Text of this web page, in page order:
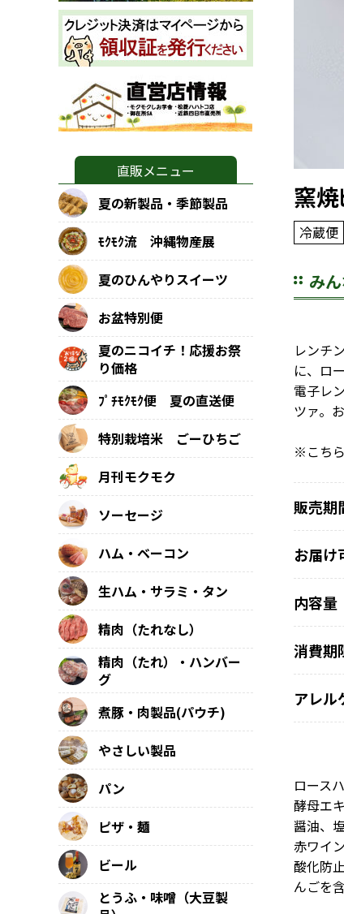
窯
冷蔵便
み
レンチ
に、ロ
電子レ
ツァ。
※こち
販売期
お届け
内容量
消費期
アレル
ロース
酵母エ
醤油、
赤ワイ
酸化防
んごを含
直販メニュー
夏の新製品・季節製品
ﾓｸﾓｸ流 沖縄物産展
夏のひんやりスイーツ
お盆特別便
夏のニコイチ！応援お祭
り価格
ﾌﾟﾁﾓｸﾓｸ便 夏の直送便
特別栽培米 ごーひちご
月刊モクモク
ソーセージ
ハム・ベーコン
生ハム・サラミ・タン
精肉（たれなし）
精肉（たれ）・ハンバー
グ
煮豚・肉製品(パウチ)
やさしい製品
パン
ピザ・麺
ビール
とうふ・味噌（大豆製